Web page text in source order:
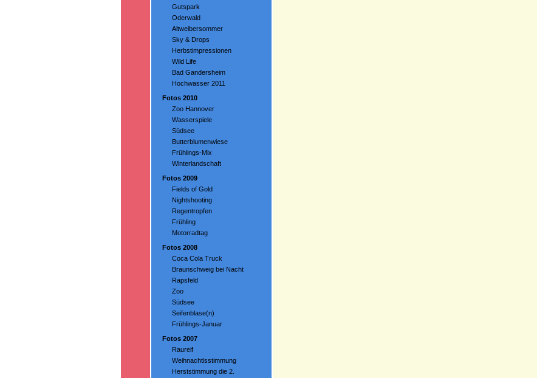
Gutspark
Oderwald
Altweibersommer
Sky & Drops
Herbstimpressionen
Wild Life
Bad Gandersheim
Hochwasser 2011
Fotos 2010
Zoo Hannover
Wasserspiele
Südsee
Butterblumenwiese
Frühlings-Mix
Winterlandschaft
Fotos 2009
Fields of Gold
Nightshooting
Regentropfen
Frühling
Motorradtag
Fotos 2008
Coca Cola Truck
Braunschweig bei Nacht
Rapsfeld
Zoo
Südsee
Seifenblase(n)
Frühlings-Januar
Fotos 2007
Raureif
Weihnachtlsstimmung
Herststimmung die 2.